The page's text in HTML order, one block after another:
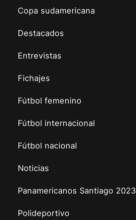
Copa sudamericana
Destacados
Entrevistas
Fichajes
Fútbol femenino
Fútbol internacional
Fútbol nacional
Noticias
Panamericanos Santiago 2023
Polideportivo